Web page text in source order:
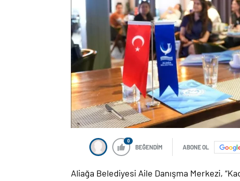
0
BEĞENDİM ABONE OL
Aliağa Belediyesi Aile Danışma Merkezi,